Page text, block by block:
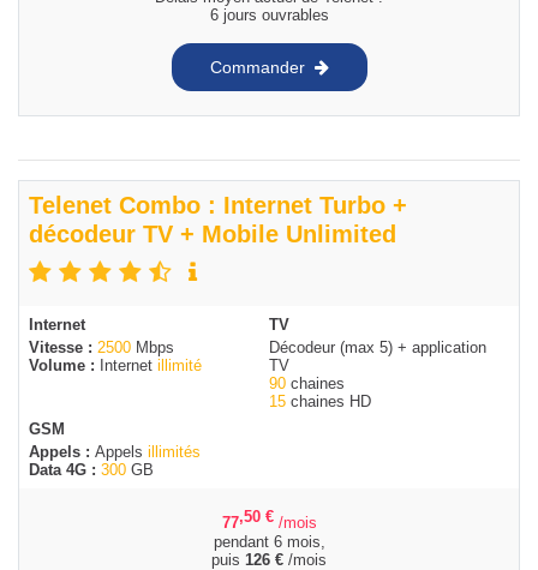
6 jours ouvrables
Commander
Telenet Combo : Internet Turbo +
décodeur TV + Mobile Unlimited
Internet
Vitesse : 2500 Mbps
Volume :
Internet illimité
TV
Décodeur (max 5) + application
TV
90 chaines
15 chaines HD
GSM
Appels : Appels illimités
Data 4G : 300 GB
77,50 € /mois
pendant 6 mois,
puis 126 € /mois